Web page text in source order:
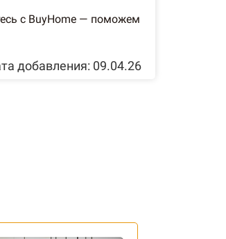
с BuyHome — поможем
добавления: 09.04.26